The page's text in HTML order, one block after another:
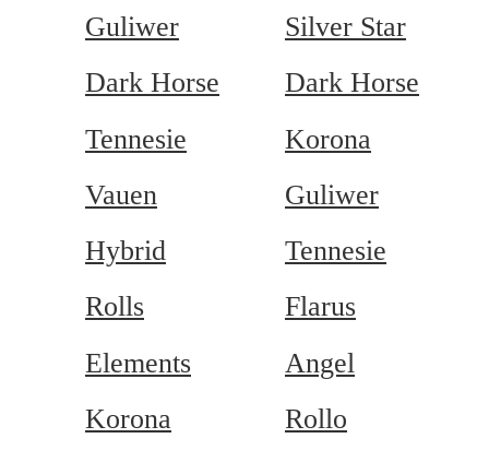
Guliwer
Dark Horse
Tennesie
Vauen
Hybrid
Rolls
Elements
Korona
Silver Star
Dark Horse
Korona
Guliwer
Tennesie
Flarus
Angel
Rollo